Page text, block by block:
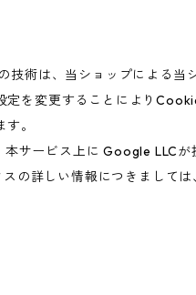
術は、当ショップによる当
を変更することにより
。
サービス上に Google LLC
詳しい情報につきましては